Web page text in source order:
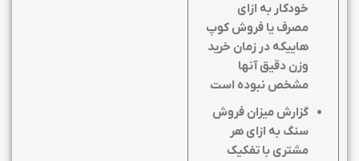
خودکار به ازای
مصرف یا فروش کوپ
هاییکه در زمان خرید
وزن دقیق آنها
مشخص نبوده است
گزارش میزان فروش
سنگ به ازای هر
مشتری با تفکیک